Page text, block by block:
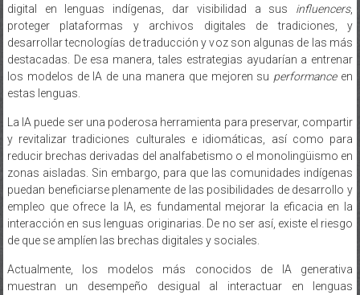
digital en lenguas indígenas, dar visibilidad a sus influencers,
proteger plataformas y archivos digitales de tradiciones, y
desarrollar tecnologías de traducción y voz son algunas de las más
destacadas. De esa manera, tales estrategias ayudarían a entrenar
los modelos de IA de una manera que mejoren su performanceen
estas lenguas.
La IA puede ser una poderosa herramienta para preservar, compartir
y revitalizar tradiciones culturales e idiomáticas, así como para
reducir brechas derivadas del analfabetismo o el monolingüismo en
zonas aisladas. Sin embargo, para que las comunidades indígenas
puedan beneficiarse plenamente de las posibilidades de desarrollo y
empleo que ofrece la IA, es fundamental mejorar la eficacia en la
interacción en sus lenguas originarias. De no ser así, existe el riesgo
de que se amplíen las brechas digitales y sociales.
Actualmente, los modelos más conocidos de IA generativa
muestran un desempeño desigual al interactuar en lenguas